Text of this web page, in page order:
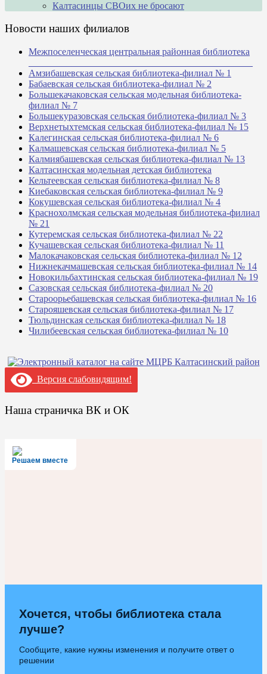
Калтасинцы СВОих не бросают
Новости наших филиалов
Межпоселенческая центральная районная библиотека
Амзибашевская сельская библиотека-филиал № 1
Бабаевская сельская библиотека-филиал № 2
Большекачаковская сельская модельная библиотека-
филиал № 7
Большекуразовская сельская библиотека-филиал № 3
Верхнетыхтемская сельская библиотека-филиал № 15
Калегинская сельская библиотека-филиал № 6
Калмашевская сельская библиотека-филиал № 5
Калмиябашевская сельская библиотека-филиал № 13
Калтасинская модельная детская библиотека
Кельтеевская сельская библиотека-филиал № 8
Киебаковская сельская библиотека-филиал № 9
Кокушевская сельская библиотека-филиал № 4
Краснохолмская сельская модельная библиотека-филиал
№ 21
Кутеремская сельская библиотека-филиал № 22
Кучашевская сельская библиотека-филиал № 11
Малокачаковская сельская библиотека-филиал № 12
Нижнекачмашевская сельская библиотека-филиал № 14
Новокильбахтинская сельская библиотека-филиал № 19
Сазовская сельская библиотека-филиал № 20
Староорьебашевская сельская библиотека-филиал № 16
Старояшевская сельская библиотека-филиал № 17
Тюльдинская сельская библиотека-филиал № 18
Чилибеевская сельская библиотека-филиал № 10
Версия слабовидящим!
Наша страничка ВК и ОК
Решаем вместе
Хочется, чтобы библиотека стала
лучше?
Сообщите, какие нужны изменения и получите ответ о
решении